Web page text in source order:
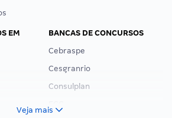
EM
BANCAS DE CONCURSOS
Cebraspe
Cesgranrio
Consulplan
Veja mais